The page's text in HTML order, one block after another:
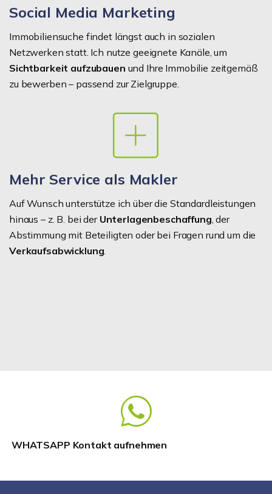
Social Media Marketing
Immobiliensuche findet längst auch in sozialen
Netzwerken statt. Ich nutze geeignete Kanäle, um
Sichtbarkeit aufzubauen und Ihre Immobilie zeitgemäß
zu bewerben – passend zur Zielgruppe.
Mehr Service als Makler
Auf Wunsch unterstütze ich über die Standardleistungen
hinaus – z. B. bei der Unterlagenbeschaffung, der
Abstimmung mit Beteiligten oder bei Fragen rund um die
Verkaufsabwicklung.
WHATSAPP Kontakt aufnehmen